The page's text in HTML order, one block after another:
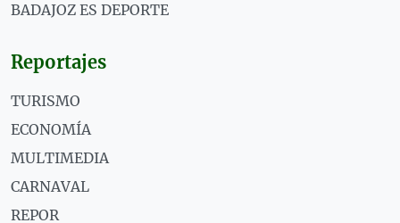
BADAJOZ ES DEPORTE
Reportajes
TURISMO
ECONOMÍA
MULTIMEDIA
CARNAVAL
REPOR